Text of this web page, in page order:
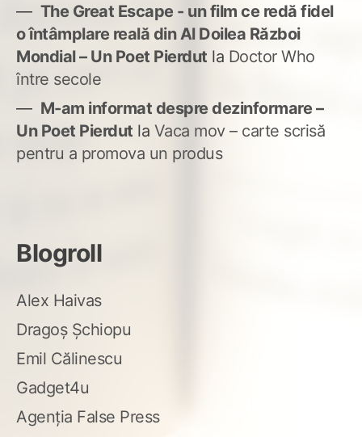
The Great Escape - un film ce redă fidel
o întâmplare reală din Al Doilea Război
Mondial – Un Poet Pierdut la Doctor Who
între secole
M-am informat despre dezinformare –
Un Poet Pierdut la Vaca mov – carte scrisă
pentru a promova un produs
Blogroll
Alex Haivas
Dragoș Șchiopu
Emil Călinescu
Gadget4u
Agenția False Press